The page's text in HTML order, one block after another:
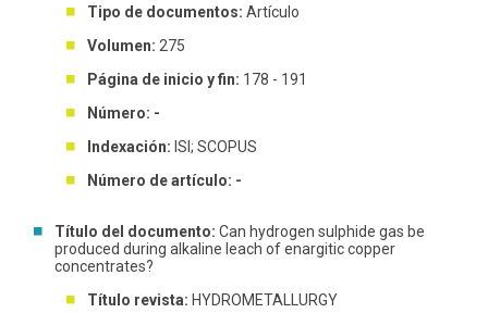
Tipo de documentos: Artículo
Volumen: 275
Página de inicio y fin: 178 - 191
Número: -
Indexación: ISI; SCOPUS
Número de artículo: -
Título del documento: Can hydrogen sulphide gas be
produced during alkaline leach of enargitic copper
concentrates?
Título revista: HYDROMETALLURGY